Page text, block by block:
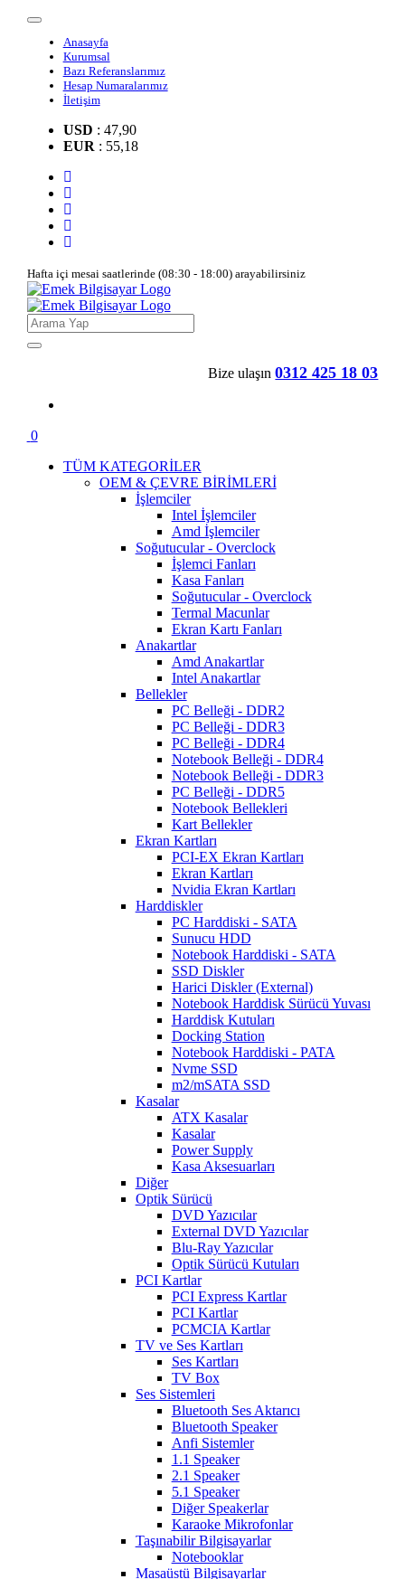
Anasayfa
Kurumsal
Bazı Referanslarımız
Hesap Numaralarımız
İletişim
USD : 47,90
EUR : 55,18
Hafta içi mesai saatlerinde (08:30 - 18:00) arayabilirsiniz
Bize ulaşın 0312 425 18 03
0
TÜM KATEGORİLER
OEM & ÇEVRE BİRİMLERİ
İşlemciler
Intel İşlemciler
Amd İşlemciler
Soğutucular - Overclock
İşlemci Fanları
Kasa Fanları
Soğutucular - Overclock
Termal Macunlar
Ekran Kartı Fanları
Anakartlar
Amd Anakartlar
Intel Anakartlar
Bellekler
PC Belleği - DDR2
PC Belleği - DDR3
PC Belleği - DDR4
Notebook Belleği - DDR4
Notebook Belleği - DDR3
PC Belleği - DDR5
Notebook Bellekleri
Kart Bellekler
Ekran Kartları
PCI-EX Ekran Kartları
Ekran Kartları
Nvidia Ekran Kartları
Harddiskler
PC Harddiski - SATA
Sunucu HDD
Notebook Harddiski - SATA
SSD Diskler
Harici Diskler (External)
Notebook Harddisk Sürücü Yuvası
Harddisk Kutuları
Docking Station
Notebook Harddiski - PATA
Nvme SSD
m2/mSATA SSD
Kasalar
ATX Kasalar
Kasalar
Power Supply
Kasa Aksesuarları
Diğer
Optik Sürücü
DVD Yazıcılar
External DVD Yazıcılar
Blu-Ray Yazıcılar
Optik Sürücü Kutuları
PCI Kartlar
PCI Express Kartlar
PCI Kartlar
PCMCIA Kartlar
TV ve Ses Kartları
Ses Kartları
TV Box
Ses Sistemleri
Bluetooth Ses Aktarıcı
Bluetooth Speaker
Anfi Sistemler
1.1 Speaker
2.1 Speaker
5.1 Speaker
Diğer Speakerlar
Karaoke Mikrofonlar
Taşınabilir Bilgisayarlar
Notebooklar
Masaüstü Bilgisayarlar